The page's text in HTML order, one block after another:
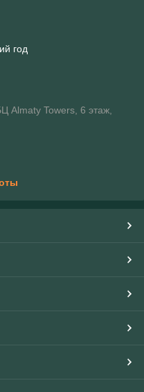
год
Almaty Towers, 6 этаж,